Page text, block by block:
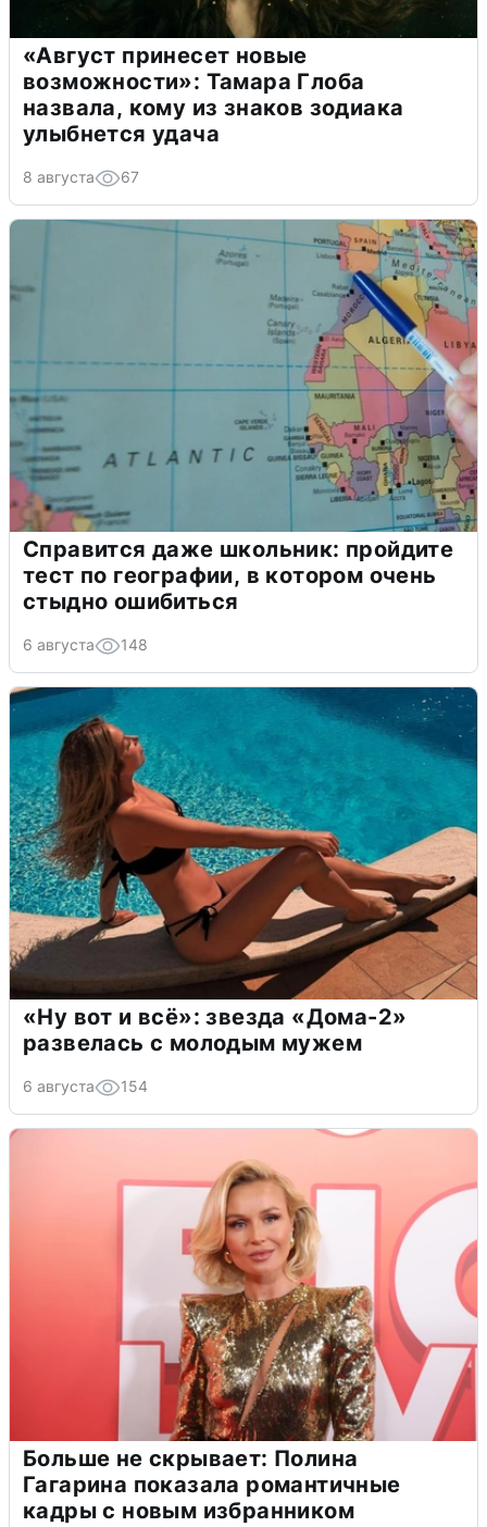
«Август принесет новые
возможности»: Тамара Глоба
назвала, кому из знаков зодиака
улыбнется удача
8 августа 67
Справится даже школьник: пройдите
тест по географии, в котором очень
стыдно ошибиться
6 августа 148
«Ну вот и всё»: звезда «Дома-2»
развелась с молодым мужем
6 августа 154
Больше не скрывает: Полина
Гагарина показала романтичные
кадры с новым избранником